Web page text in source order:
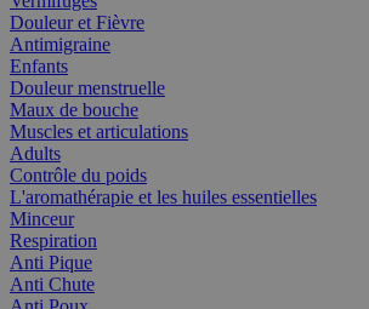
Douleur et Fièvre
Antimigraine
Enfants
Douleur menstruelle
Maux de bouche
Muscles et articulations
Adults
Contrôle du poids
L'aromathérapie et les huiles essentielles
Minceur
Respiration
Anti Pique
Anti Chute